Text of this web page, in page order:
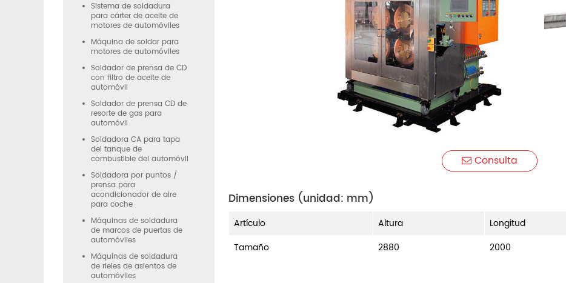
Consulta
Dimensiones (unidad: mm)
Artículo Altura Longitud
Tamaño
2880 2000
Sistema de soldadura
para cárter de aceite de
motores de automóviles
Máquina de soldar para
motores de automóviles
Soldador de prensa de CD
con filtro de aceite de
automóvil
Soldador de prensa CD de
resorte de gas para
automóvil
Soldadora CA para tapa
del tanque de
combustible del automóvil
Soldadora por puntos /
prensa para
acondicionador de aire
para coche
Máquinas de soldadura
de marcos de puertas de
automóviles
Máquinas de soldadura
de rieles de asientos de
automóviles